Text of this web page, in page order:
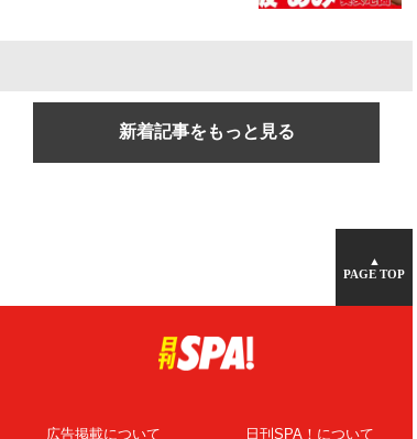
新着記事をもっと見る
▲
PAGE TOP
広告掲載について 日刊SPA！について